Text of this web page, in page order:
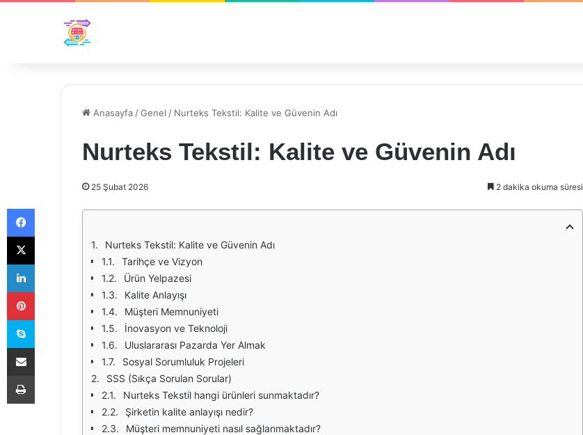
Anasayfa /Genel / Nurteks Tekstil: Kalite ve Güvenin Adı
Nurteks Tekstil: Kalite ve Güvenin Adı
25 Şubat 2026 2 dakika okuma süresi
Nurteks Tekstil: Kalite ve Güvenin Adı
Tarihçe ve Vizyon
Ürün Yelpazesi
Kalite Anlayışı
Müşteri Memnuniyeti
İnovasyon ve Teknoloji
Uluslararası Pazarda Yer Almak
Sosyal Sorumluluk Projeleri
SSS (Sıkça Sorulan Sorular)
Nurteks Tekstil hangi ürünleri sunmaktadır?
Şirketin kalite anlayışı nedir?
Müşteri memnuniyeti nasıl sağlanmaktadır?
Facebook
X
LinkedIn
Pinterest
Skype
E-Posta ile paylaş